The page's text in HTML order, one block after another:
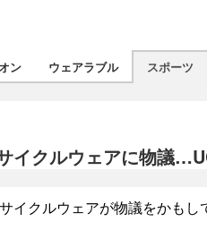
飲食
ボイス
ビジネス
海外
短信
ン ウェアラブル スポーツ
イクルウェアに物議
イクルウェアが物議をかもし